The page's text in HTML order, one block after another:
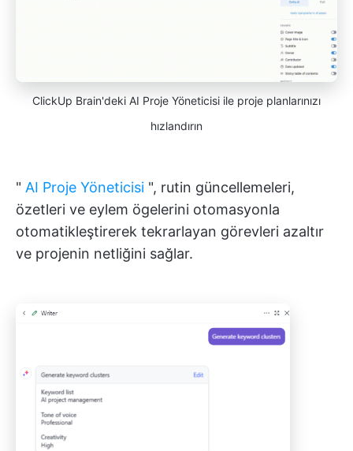
ClickUp Brain'deki AI Proje Yöneticisi ile proje planlarınızı
hızlandırın
" AI Proje Yöneticisi ", rutin güncellemeleri,
özetleri ve eylem ögelerini otomasyonla
otomatikleştirerek tekrarlayan görevleri azaltır
ve projenin netliğini sağlar.